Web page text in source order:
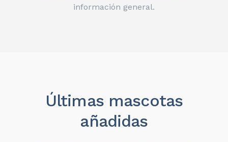
información general.
Últimas mascotas
añadidas